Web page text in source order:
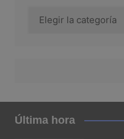
Última hora